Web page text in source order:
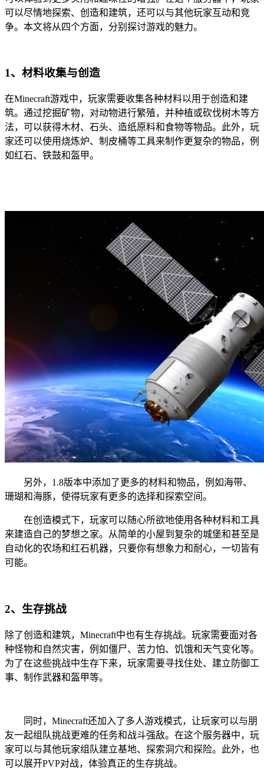
可以尽情地探索、创造和建筑，还可以与其他玩家互动和竞
争。本文将从四个方面，分别探讨游戏的魅力。
1、材料收集与创造
在Minecraft游戏中，玩家需要收集各种材料以用于创造和建
筑。通过挖掘矿物，对动物进行繁殖，并种植或砍伐树木等方
法，可以获得木材、石头、造纸原料和食物等物品。此外，玩
家还可以使用烧炼炉、制皮桶等工具来制作更复杂的物品，例
如红石、铁鼓和盔甲。
另外，1.8版本中添加了更多的材料和物品，例如海带、
珊瑚和海豚，使得玩家有更多的选择和探索空间。
在创造模式下，玩家可以随心所欲地使用各种材料和工具
来建造自己的梦想之家。从简单的小屋到复杂的城堡和甚至是
自动化的农场和红石机器，只要你有想象力和耐心，一切皆有
可能。
2、生存挑战
除了创造和建筑，Minecraft中也有生存挑战。玩家需要面对各
种怪物和自然灾害，例如僵尸、苦力怕、饥饿和天气变化等。
为了在这些挑战中生存下来，玩家需要寻找住处、建立防御工
事、制作武器和盔甲等。
同时，Minecraft还加入了多人游戏模式，让玩家可以与朋
友一起组队挑战更难的任务和战斗强敌。在这个服务器中，玩
家可以与其他玩家组队建立基地、探索洞穴和探险。此外，也
可以展开PVP对战，体验真正的生存挑战。